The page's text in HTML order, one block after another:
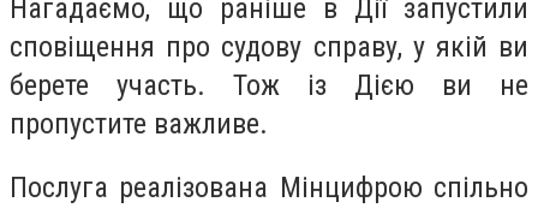
Нагадаємо, що раніше в Дії запустили
сповіщення про судову справу, у якій ви
берете участь. Тож із Дією ви не
пропустите важливе.
Послуга реалізована Мінцифрою спільно